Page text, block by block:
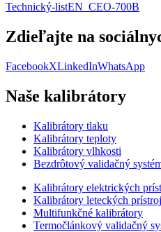
Technický-listEN_CEO-700B
Zdieľajte na
FacebookXLinkedInWhatsApp
Naše kalibrátory
Kalibrátory tlaku
Kalibrátory teploty
Kalibrátory vlhkosti
Bezdrôtový validačný
Kalibrátory elektrických
Kalibrátory leteckých
Multifunkčné kalibrátory
Termočlánkový validačný